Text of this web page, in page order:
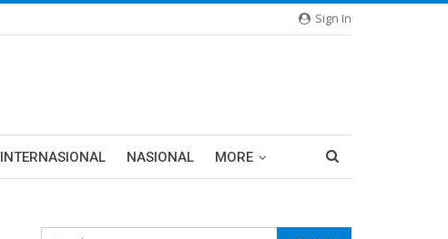
Sign In
INTERNASIONAL NASIONAL MORE